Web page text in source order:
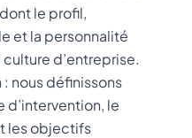
le profil,
et la personnalité
d’entreprise.
nous définissons
le
les objectifs